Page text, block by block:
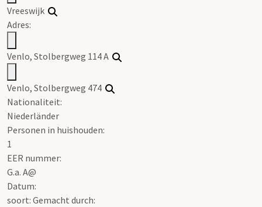
Vreeswijk
Adres:
Venlo, Stolbergweg 114 A
Venlo, Stolbergweg 474
Nationaliteit:
Niederländer
Personen in huishouden:
1
EER nummer:
G.a. A@
Datum:
soort: Gemacht durch: